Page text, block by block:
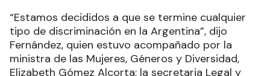
“Estamos decididos a que se termine cualquier
tipo de discriminación en la Argentina”, dijo
Fernández, quien estuvo acompañado por la
ministra de las Mujeres, Géneros y Diversidad,
Elizabeth Gómez Alcorta; la secretaria Legal y